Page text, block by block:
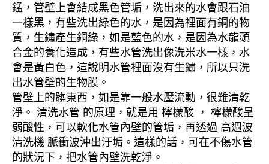
錳，管壁上會結成黑色管垢，洗出來的水會跟石油
一樣黑，有些洗出綠色的水，是因為裡面有銅的物
質，生鏽產生銅綠，如是藍色的水，是因為水龍頭
合金的養化造成，有些水管洗出像洗米水一樣，水
會是黃白色，這說明水管裡面沒有生鏽，所以只洗
出水管壁的生物膜。
管壁上的髒東西，如是靠一般水壓流動，很難清乾
淨。 清洗水管 的原理，就是用 檸檬酸 ， 檸檬酸呈
弱酸性，可以軟化水管內壁的管垢，再透過 高週波
清洗機 脈衝波沖出汙垢。這樣的話，可在不傷水管
的狀況下，把水管內壁洗乾淨。